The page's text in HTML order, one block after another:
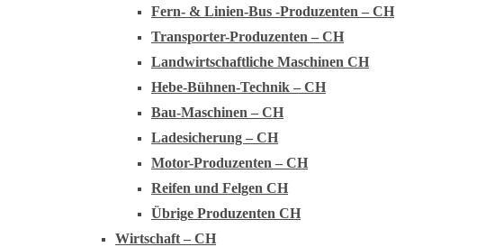
Fern- & Linien-Bus -Produzenten – CH
Transporter-Produzenten – CH
Landwirtschaftliche Maschinen CH
Hebe-Bühnen-Technik – CH
Bau-Maschinen – CH
Ladesicherung – CH
Motor-Produzenten – CH
Reifen und Felgen CH
Übrige Produzenten CH
Wirtschaft – CH